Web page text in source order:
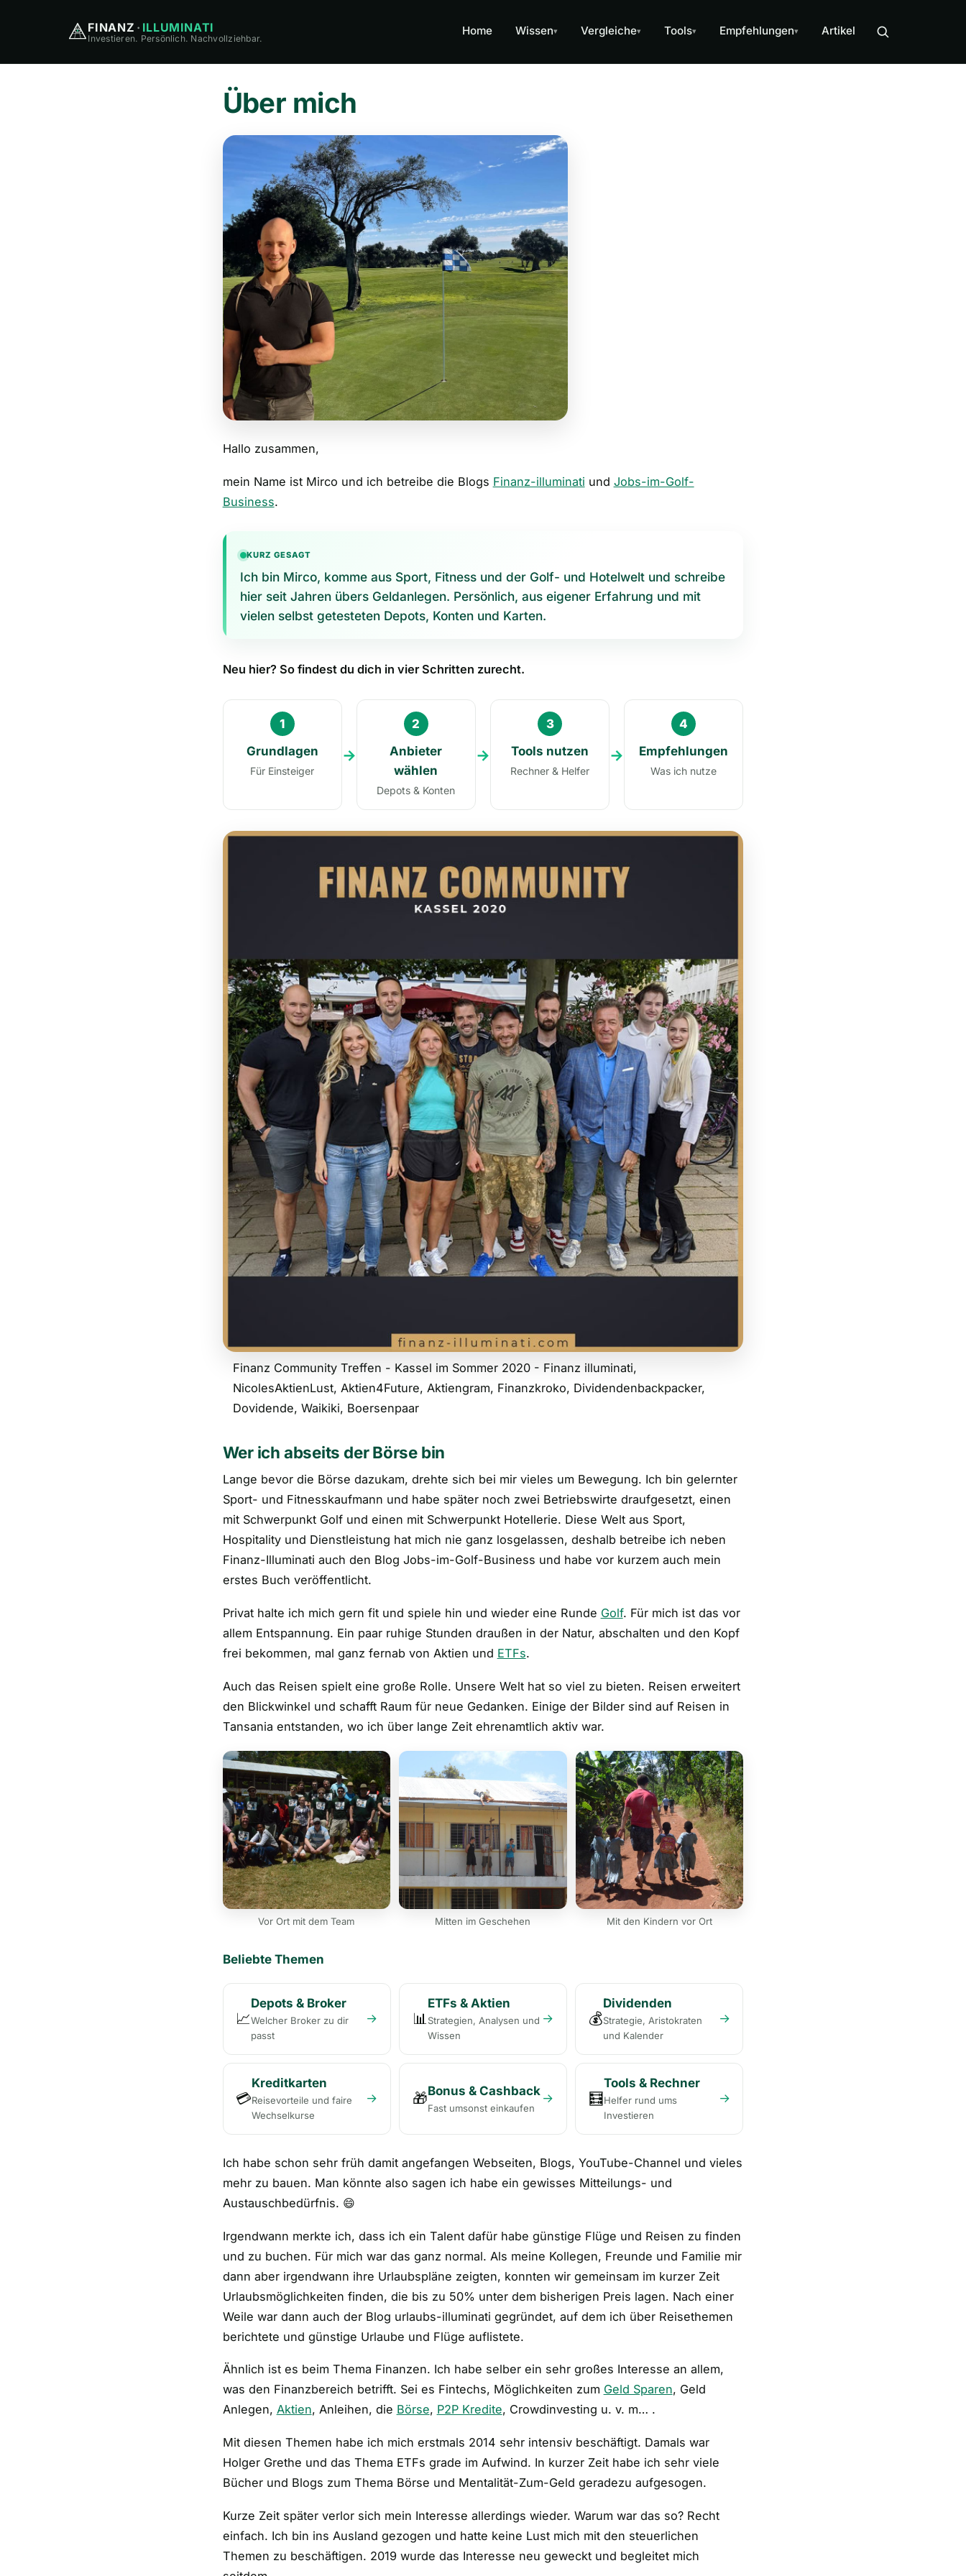
FINANZ · ILLUMINATI
Investieren. Persönlich. Nachvollziehbar.
Home Wissen▾ Vergleiche▾ Tools▾ Empfehlungen▾ Artikel
Über mich
Hallo zusammen,
mein Name ist Mirco und ich betreibe die Blogs Finanz-illuminati und Jobs-im-Golf-
Business.
KURZ GESAGT
Ich bin Mirco, komme aus Sport, Fitness und der Golf- und Hotelwelt und schreibe
hier seit Jahren übers Geldanlegen. Persönlich, aus eigener Erfahrung und mit
vielen selbst getesteten Depots, Konten und Karten.
Neu hier? So findest du dich in vier Schritten zurecht.
1
Grundlagen
Für Einsteiger
→
2
Anbieter
wählen
Depots & Konten
→
3
Tools nutzen
Rechner & Helfer
→
4
Empfehlungen
Was ich nutze
Finanz Community Treffen - Kassel im Sommer 2020 - Finanz illuminati,
NicolesAktienLust, Aktien4Future, Aktiengram, Finanzkroko, Dividendenbackpacker,
Dovidende, Waikiki, Boersenpaar
Wer ich abseits der Börse bin
Lange bevor die Börse dazukam, drehte sich bei mir vieles um Bewegung. Ich bin gelernter
Sport- und Fitnesskaufmann und habe später noch zwei Betriebswirte draufgesetzt, einen
mit Schwerpunkt Golf und einen mit Schwerpunkt Hotellerie. Diese Welt aus Sport,
Hospitality und Dienstleistung hat mich nie ganz losgelassen, deshalb betreibe ich neben
Finanz-Illuminati auch den Blog Jobs-im-Golf-Business und habe vor kurzem auch mein
erstes Buch veröffentlicht.
Privat halte ich mich gern fit und spiele hin und wieder eine Runde Golf. Für mich ist das vor
allem Entspannung. Ein paar ruhige Stunden draußen in der Natur, abschalten und den Kopf
frei bekommen, mal ganz fernab von Aktien und ETFs.
Auch das Reisen spielt eine große Rolle. Unsere Welt hat so viel zu bieten. Reisen erweitert
den Blickwinkel und schafft Raum für neue Gedanken. Einige der Bilder sind auf Reisen in
Tansania entstanden, wo ich über lange Zeit ehrenamtlich aktiv war.
Vor Ort mit dem Team Mitten im Geschehen Mit den Kindern vor Ort
Beliebte Themen
📈
Depots & Broker
Welcher Broker zu dir
passt
→ 📊
ETFs & Aktien
Strategien, Analysen und
Wissen
→ 💰
Dividenden
Strategie, Aristokraten
und Kalender
→
💳
Kreditkarten
Reisevorteile und faire
Wechselkurse
→ 🎁Bonus & Cashback
Fast umsonst einkaufen
→ 🧮
Tools & Rechner
Helfer rund ums
Investieren
→
Ich habe schon sehr früh damit angefangen Webseiten, Blogs, YouTube-Channel und vieles
mehr zu bauen. Man könnte also sagen ich habe ein gewisses Mitteilungs- und
Austauschbedürfnis. 😄
Irgendwann merkte ich, dass ich ein Talent dafür habe günstige Flüge und Reisen zu finden
und zu buchen. Für mich war das ganz normal. Als meine Kollegen, Freunde und Familie mir
dann aber irgendwann ihre Urlaubspläne zeigten, konnten wir gemeinsam im kurzer Zeit
Urlaubsmöglichkeiten finden, die bis zu 50% unter dem bisherigen Preis lagen. Nach einer
Weile war dann auch der Blog urlaubs-illuminati gegründet, auf dem ich über Reisethemen
berichtete und günstige Urlaube und Flüge auflistete.
Ähnlich ist es beim Thema Finanzen. Ich habe selber ein sehr großes Interesse an allem,
was den Finanzbereich betrifft. Sei es Fintechs, Möglichkeiten zum Geld Sparen, Geld
Anlegen, Aktien, Anleihen, die Börse, P2P Kredite, Crowdinvesting u. v. m… .
Mit diesen Themen habe ich mich erstmals 2014 sehr intensiv beschäftigt. Damals war
Holger Grethe und das Thema ETFs grade im Aufwind. In kurzer Zeit habe ich sehr viele
Bücher und Blogs zum Thema Börse und Mentalität-Zum-Geld geradezu aufgesogen.
Kurze Zeit später verlor sich mein Interesse allerdings wieder. Warum war das so? Recht
einfach. Ich bin ins Ausland gezogen und hatte keine Lust mich mit den steuerlichen
Themen zu beschäftigen. 2019 wurde das Interesse neu geweckt und begleitet mich